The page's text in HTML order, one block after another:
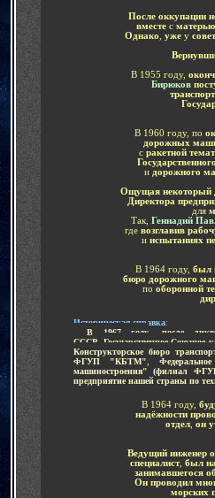
После оккупации
вместе с матерью
Однако
ужеу
В 1955 году,
Бирюков
В 1960 году, по
дорожных
с ракетной
и дорожного
Ощущая некоторый
Директора
для
Так, Геннадий
где возглавив
и испытаниях
В 1964 году, был
бюро дорожного
по оборонной
Историческая справка:
В 1967 году
после
СССР
Государственное
Конструкторское бюро
ФГУП "КБТМ"
Федеральное
машиностроения"
(филиал ФГУП
предприятие нашей страны по
В 1964 году,
надёжности
отдел, он
Ведущий инженер
специалист, был
занимавшегося
Он проводил
морских